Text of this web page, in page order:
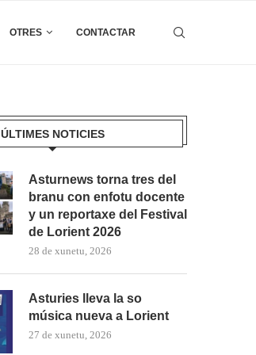
OTRES CONTACTAR
ÚLTIMES NOTICIES
Asturnews torna tres del
branu con enfotu docente
y un reportaxe del Festival
de Lorient 2026
28 de xunetu, 2026
Asturies lleva la so
música nueva a Lorient
27 de xunetu, 2026